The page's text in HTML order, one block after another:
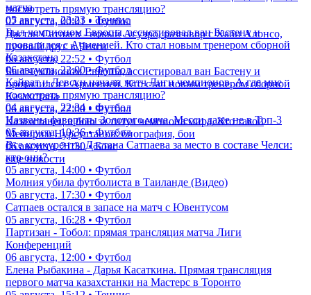
посмотреть прямую трансляцию?
07 августа, 00:01 • Футбол
Дастан Сатпаев - новый Агуэро, разговор с Хаби Алонсо,
лучший друг в Челси
06 августа, 22:52 • Футбол
Был чемпионом Европы, ассистировал ван Бастену и
провалился с Арменией. Кто стал новым тренером сборной
Казахстана
06 августа, 22:00 • Футбол
Казахстанец в бою за титул чемпиона мира. Кто такой
Мейирим Нурсултанов: биография, бои
06 августа, 21:30 • Бокс
еще новости
матча
05 августа, 23:23 • Теннис
Был чемпионом Европы, ассистировал ван Бастену и
провалился с Арменией. Кто стал новым тренером сборной
Казахстана
06 августа, 22:00 • Футбол
Кайрат и Левски начали матч Лиги чемпионов. А где мне
посмотреть прямую трансляцию?
04 августа, 22:34 • Футбол
Названы фавориты Золотого мяча. Месси даже не в Топ-3
05 августа, 10:36 • Футбол
Все конкуренты Дастана Сатпаева за место в составе Челси:
кто они?
05 августа, 14:00 • Футбол
Молния убила футболиста в Таиланде (Видео)
05 августа, 17:30 • Футбол
Сатпаев остался в запасе на матч с Ювентусом
05 августа, 16:28 • Футбол
Партизан - Тобол: прямая трансляция матча Лиги
Конференций
06 августа, 12:00 • Футбол
Елена Рыбакина - Дарья Касаткина. Прямая трансляция
первого матча казахстанки на Мастерс в Торонто